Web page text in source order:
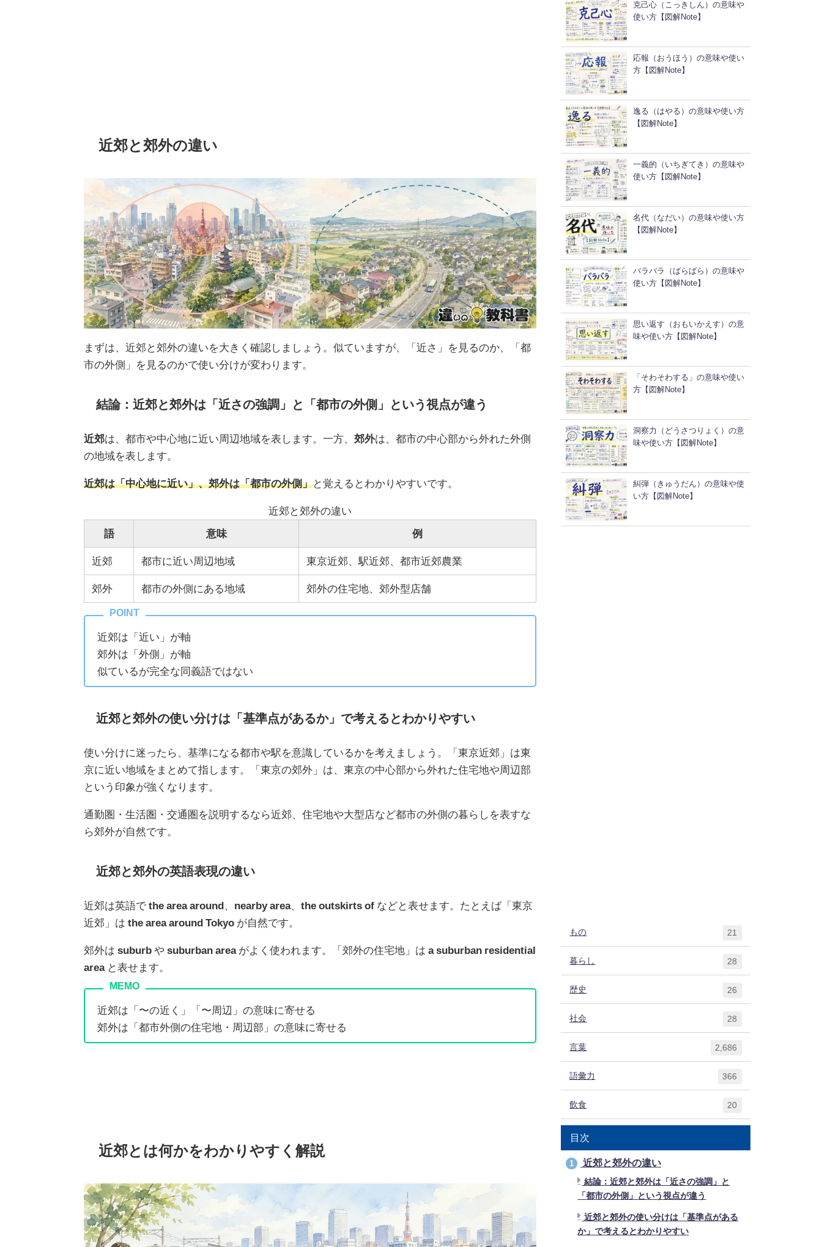
近郊と郊外の違い
まずは、近郊と郊外の違いを大きく確認しましょう。似ていますが、「近さ」を見るのか、「都
市の外側」を見るのかで使い分けが変わります。
結論：近郊と郊外は「近さの強調」と「都市の外側」という視点が違う
近郊は、都市や中心地に近い周辺地域を表します。一方、 郊外は、都市の中心部から外れた外側
の地域を表します。
近郊は「中心地に近い」、郊外は「都市の外側」と覚えるとわかりやすいです。
近郊と郊外の違い
語 意味 例
近郊 都市に近い周辺地域 東京近郊、駅近郊、都市近郊農業
郊外 都市の外側にある地域 郊外の住宅地、郊外型店舗
近郊は「近い」が軸
郊外は「外側」が軸
似ているが完全な同義語ではない
近郊と郊外の使い分けは「基準点があるか」で考えるとわかりやすい
使い分けに迷ったら、基準になる都市や駅を意識しているかを考えましょう。「東京近郊」は東
京に近い地域をまとめて指します。「東京の郊外」は、東京の中心部から外れた住宅地や周辺部
という印象が強くなります。
通勤圏・生活圏・交通圏を説明するなら近郊、住宅地や大型店など都市の外側の暮らしを表すな
ら郊外が自然です。
近郊と郊外の英語表現の違い
近郊は英語で the area around nearby area the outskirts of などと表せます。たとえば「東京
近郊」は the area around Tokyo が自然です。
郊外は suburb や suburban area がよく使われます。「郊外の住宅地」は a suburban residential
area と表せます。
近郊は「〜の近く」「〜周辺」の意味に寄せる
郊外は「都市外側の住宅地・周辺部」の意味に寄せる
近郊とは何かをわかりやすく解説
克己心（こっきしん）の意味や
使い方【図解Note】
応報（おうほう）の意味や使い
方【図解Note】
逸る（はやる）の意味や使い方
【図解Note】
一義的（いちぎてき）の意味や
使い方【図解Note】
名代（なだい）の意味や使い方
【図解Note】
バラバラ（ばらばら）の意味や
使い方【図解Note】
思い返す（おもいかえす）の意
味や使い方【図解Note】
「そわそわする」の意味や使い
方【図解Note】
洞察力（どうさつりょく）の意
味や使い方【図解Note】
糾弾（きゅうだん）の意味や使
い方【図解Note】
もの 21
暮らし 28
歴史 26
社会 28
言葉 2,686
語彙力 366
飲食 20
目次
1 近郊と郊外の違い
結論：近郊と郊外は「近さの強調」と
「都市の外側」という視点が違う
近郊と郊外の使い分けは「基準点がある
か」で考えるとわかりやすい